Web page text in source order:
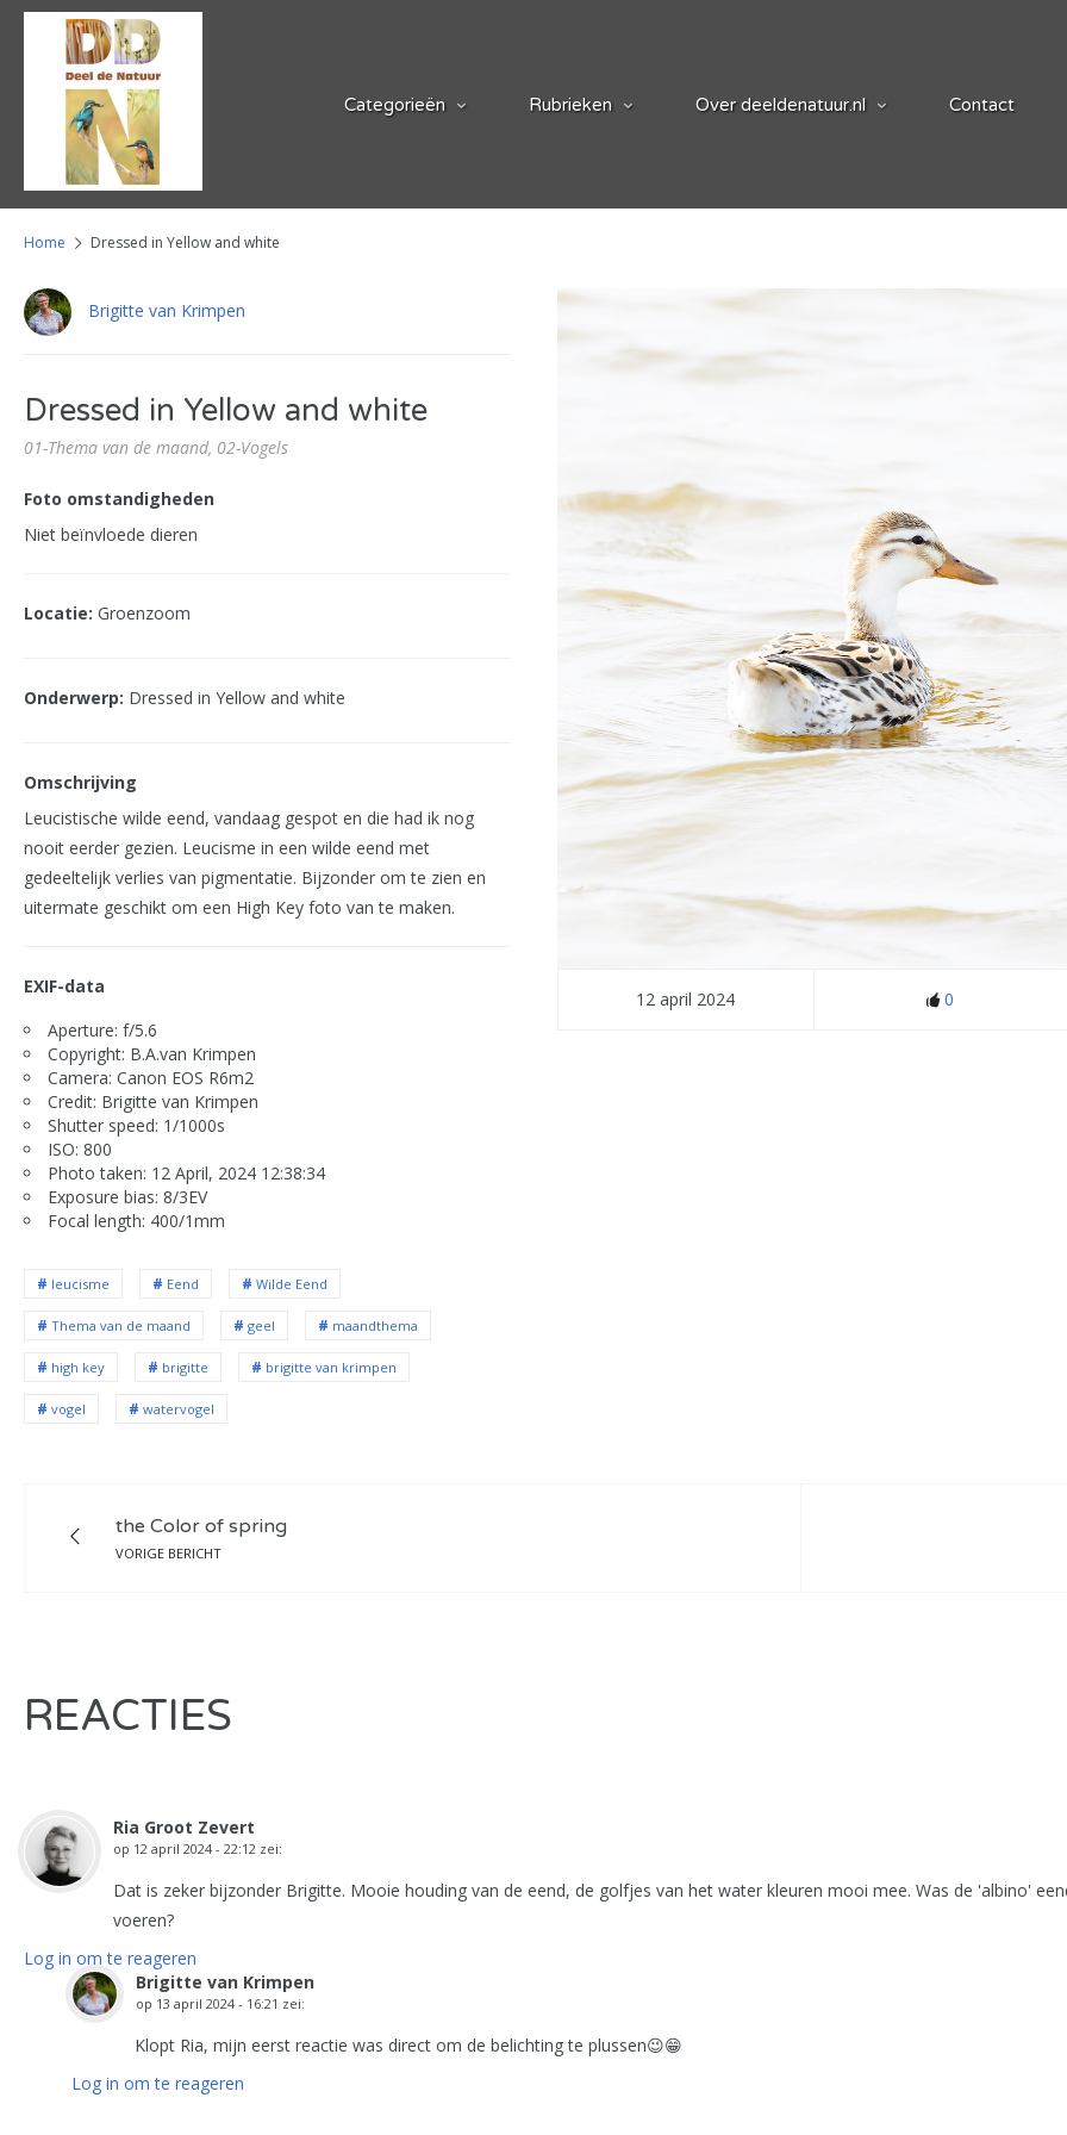
Categorieën Rubrieken Over deeldenatuur.nl Contact
Home Dressed in Yellow and white
Brigitte van Krimpen
Dressed in Yellow and white
01-Thema van de maand, 02-Vogels
Foto omstandigheden
Niet beïnvloede dieren
Locatie: Groenzoom
Onderwerp: Dressed in Yellow and white
Omschrijving
Leucistische wilde eend, vandaag gespot en die had ik nog
nooit eerder gezien. Leucisme in een wilde eend met
gedeeltelijk verlies van pigmentatie. Bijzonder om te zien en
uitermate geschikt om een High Key foto van te maken.
EXIF-data
Aperture: f/5.6
Copyright: B.A.van Krimpen
Camera: Canon EOS R6m2
Credit: Brigitte van Krimpen
Shutter speed: 1/1000s
ISO: 800
Photo taken: 12 April, 2024 12:38:34
Exposure bias: 8/3EV
Focal length: 400/1mm
leucisme Eend Wilde Eend
Thema van de maand geel maandthema
high key brigitte brigitte van krimpen
vogel watervogel
12 april 2024 0
the Color of spring
VORIGE BERICHT
REACTIES
Ria Groot Zevert
op 12 april 2024 - 22:12 zei:
Dat is zeker bijzonder Brigitte. Mooie houding van de eend, de golfjes van het water kleuren mooi mee. Was de 'albino'
voeren?
Log in om te reageren
Brigitte van Krimpen
op 13 april 2024 - 16:21 zei:
Klopt Ria, mijn eerst reactie was direct om de belichting te plussen😉😁
Log in om te reageren